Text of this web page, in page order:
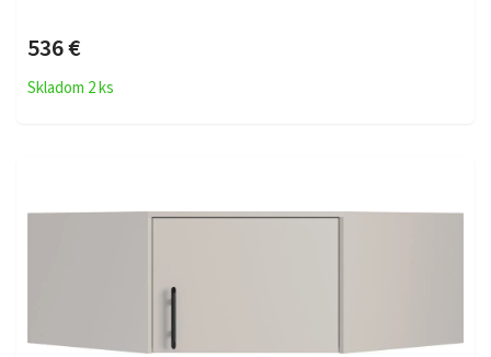
536 €
Skladom 2 ks